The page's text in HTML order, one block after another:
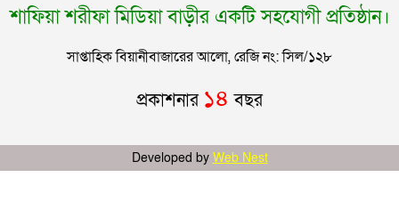
সিলেটে সড়ক দুর্ঘটনায় প্রাণ গেল যুবকের
ইউনূসকে সঙ্গে নিয়ে জুলাই স্মৃতি জাদুঘর উদ্বোধন করলেন
সিলেটে আরও দুইজনের মৃত্যু, হাসপাতালে ৩ শতাধিক
শাফিয়া শরীফা মিডিয়া বাড়ীর একটি সহযোগী প্রতিষ্ঠান।
সাপ্তাহিক বিয়ানীবাজারের আলো, রেজি নং: সিল/১২৮
প্রকাশনার ১৪ বছর
Developed by Web Nest